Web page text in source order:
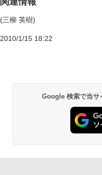
(三柳 英樹)
2010/1/15 18:22
Google 検索で当サ